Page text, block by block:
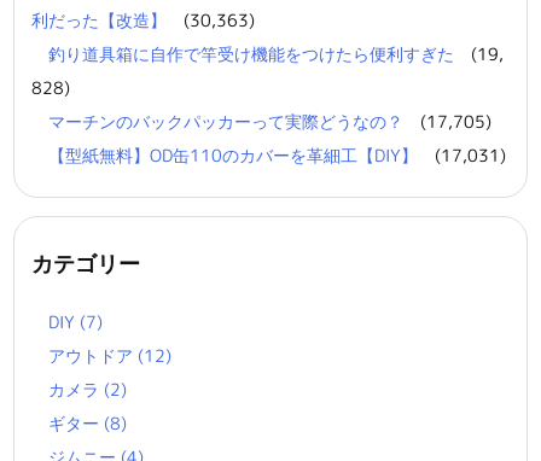
利だった【改造】
(30,363)
釣り道具箱に自作で竿受け機能をつけたら便利すぎた
(19,
828)
マーチンのバックパッカーって実際どうなの？
(17,705)
【型紙無料】OD缶110のカバーを革細工【DIY】
(17,031)
カテゴリー
DIY (7)
アウトドア (12)
カメラ (2)
ギター (8)